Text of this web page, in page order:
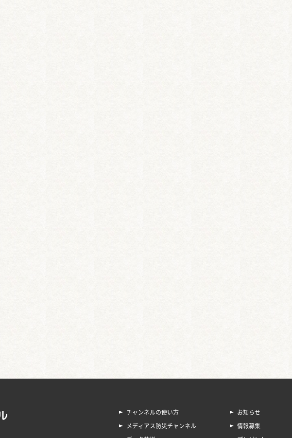
チャンネルの使い方
メディアス防災チャンネル
お知らせ
情報募集